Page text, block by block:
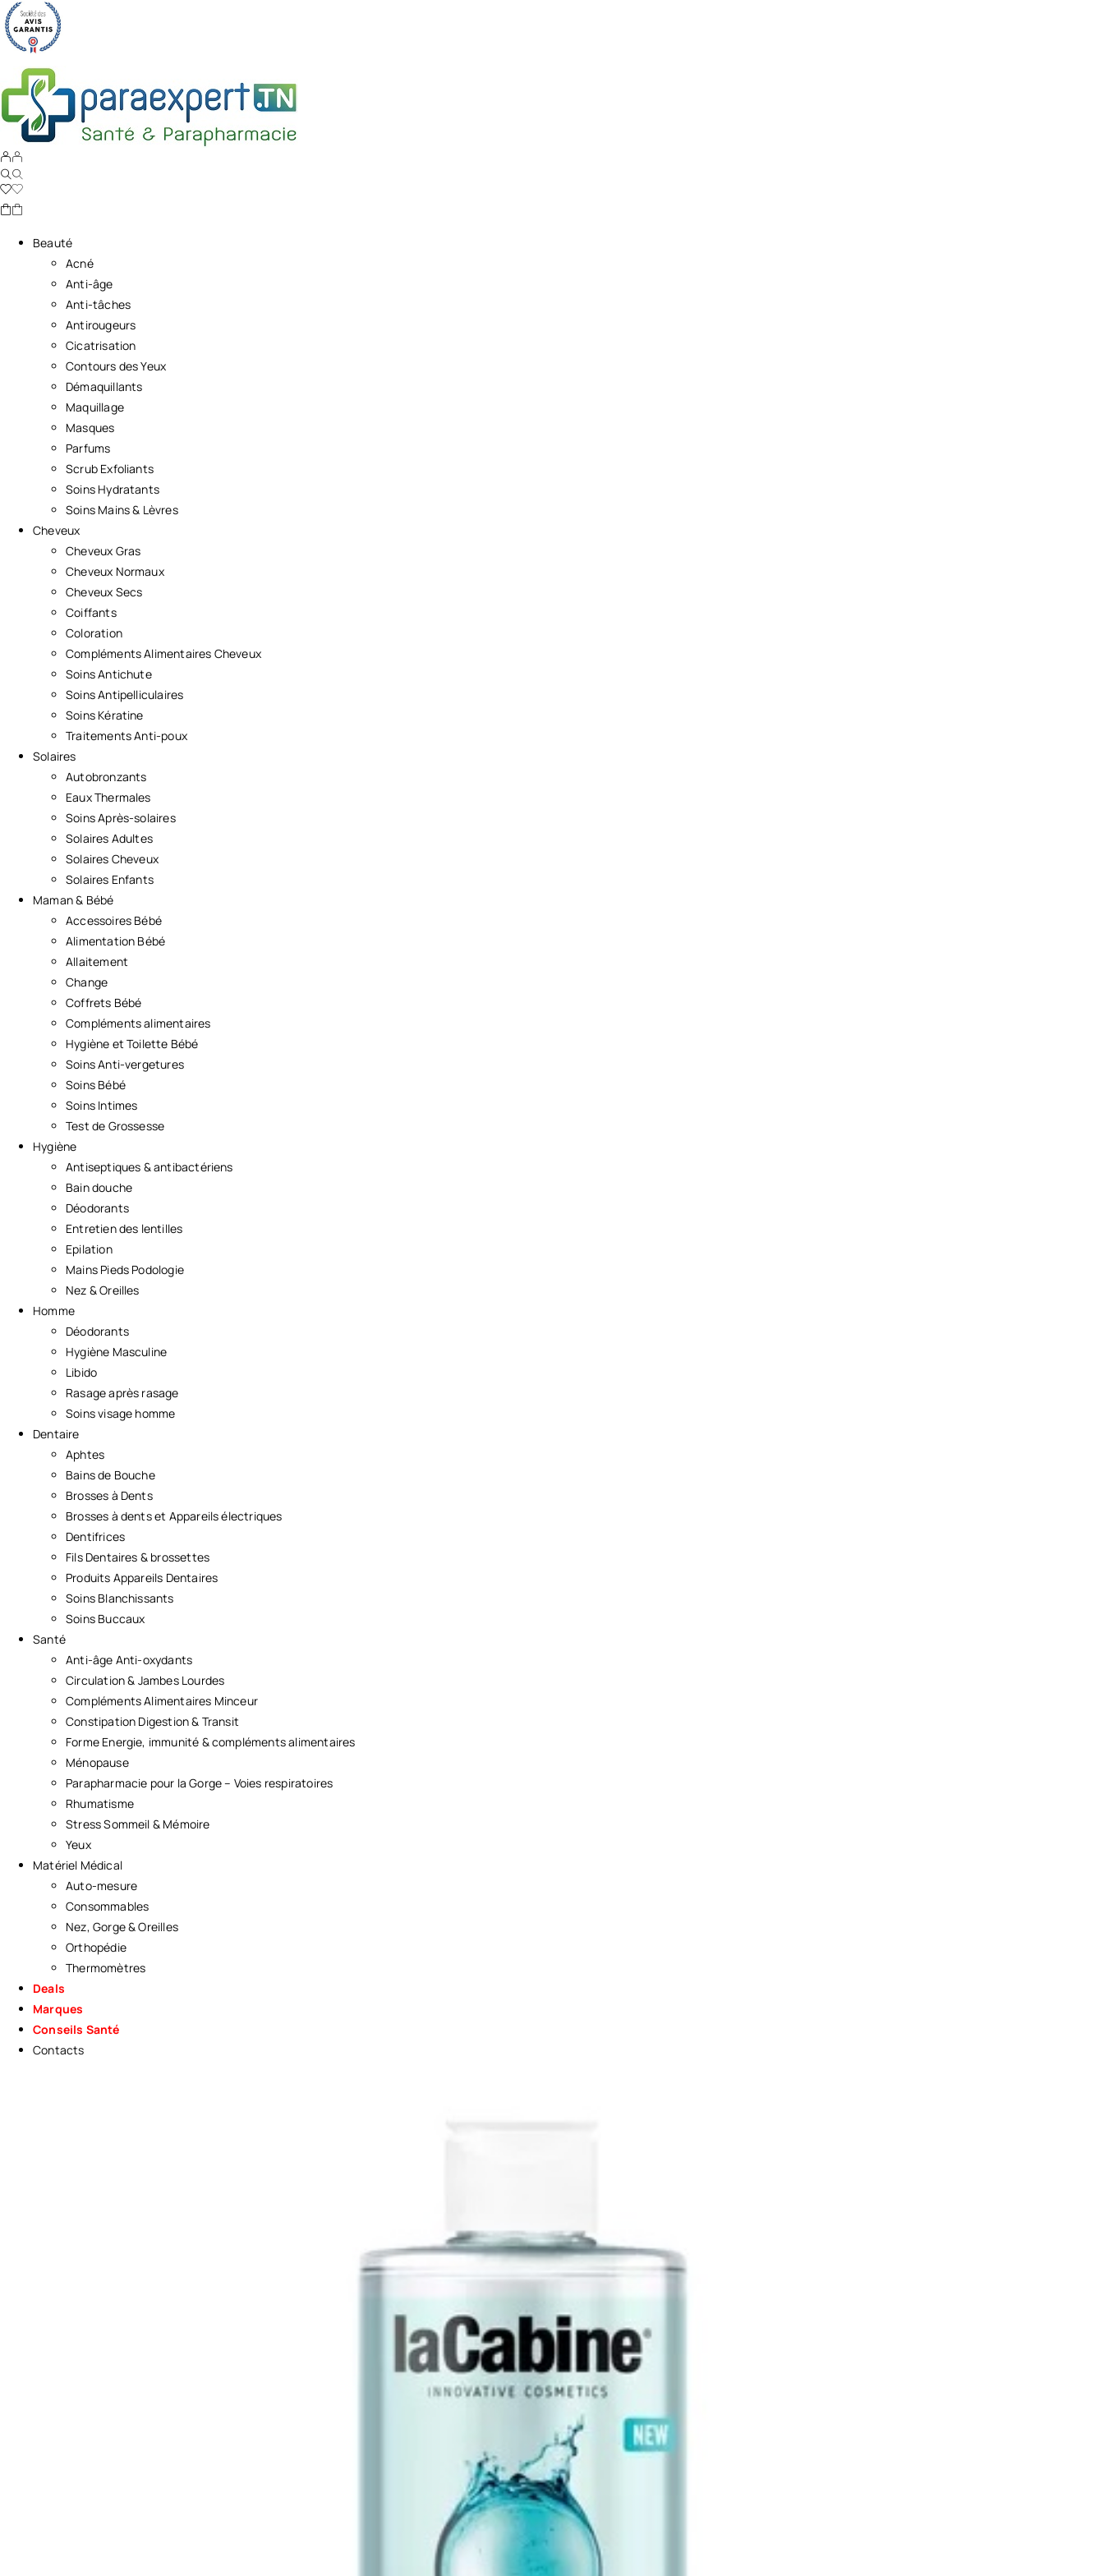
Beauté
Acné
Anti-âge
Anti-tâches
Antirougeurs
Cicatrisation
Contours des Yeux
Démaquillants
Maquillage
Masques
Parfums
Scrub Exfoliants
Soins Hydratants
Soins Mains & Lèvres
Cheveux
Cheveux Gras
Cheveux Normaux
Cheveux Secs
Coiffants
Coloration
Compléments Alimentaires Cheveux
Soins Antichute
Soins Antipelliculaires
Soins Kératine
Traitements Anti-poux
Solaires
Autobronzants
Eaux Thermales
Soins Après-solaires
Solaires Adultes
Solaires Cheveux
Solaires Enfants
Maman & Bébé
Accessoires Bébé
Alimentation Bébé
Allaitement
Change
Coffrets Bébé
Compléments alimentaires
Hygiène et Toilette Bébé
Soins Anti-vergetures
Soins Bébé
Soins Intimes
Test de Grossesse
Hygiène
Antiseptiques & antibactériens
Bain douche
Déodorants
Entretien des lentilles
Epilation
Mains Pieds Podologie
Nez & Oreilles
Homme
Déodorants
Hygiène Masculine
Libido
Rasage après rasage
Soins visage homme
Dentaire
Aphtes
Bains de Bouche
Brosses à Dents
Brosses à dents et Appareils électriques
Dentifrices
Fils Dentaires & brossettes
Produits Appareils Dentaires
Soins Blanchissants
Soins Buccaux
Santé
Anti-âge Anti-oxydants
Circulation & Jambes Lourdes
Compléments Alimentaires Minceur
Constipation Digestion & Transit
Forme Energie, immunité & compléments alimentaires
Ménopause
Parapharmacie pour la Gorge – Voies respiratoires
Rhumatisme
Stress Sommeil & Mémoire
Yeux
Matériel Médical
Auto-mesure
Consommables
Nez, Gorge & Oreilles
Orthopédie
Thermomètres
Deals
Marques
Conseils Santé
Contacts